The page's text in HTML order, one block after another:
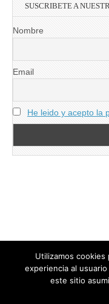
SUSCRIBETE A
Nombre
Email
He leido y acepto la
Diseñado por
Utilizamos cookies
experiencia al
este sitio